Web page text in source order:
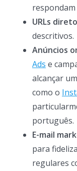
URLs
descritivos.
Anúncios
Ads e
alcançar
como o
português.
E-mail
para
regulares